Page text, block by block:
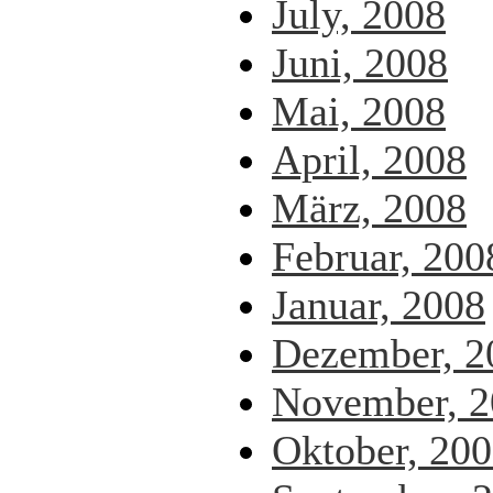
July, 2008
Juni, 2008
Mai, 2008
April, 2008
März, 2008
Februar,
Januar, 2008
Dezember,
November,
Oktober,